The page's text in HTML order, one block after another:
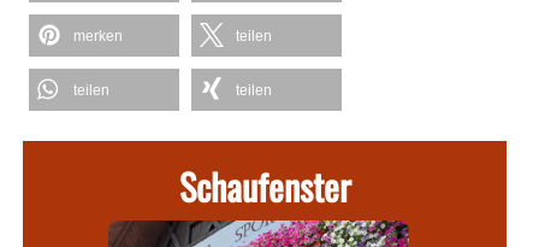
merken teilen
teilen teilen
Schaufenster